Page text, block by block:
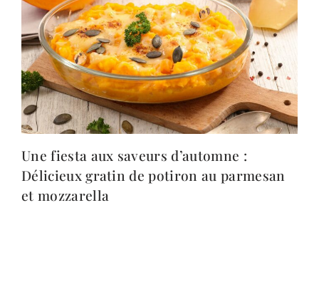
Une fiesta aux saveurs d’automne :
Délicieux gratin de potiron au parmesan
et mozzarella